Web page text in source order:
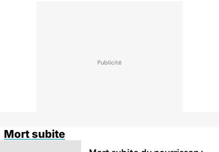
Mort subite